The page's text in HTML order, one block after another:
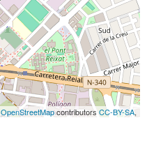
OpenStreetMapcontributorsCC-BY-SA,